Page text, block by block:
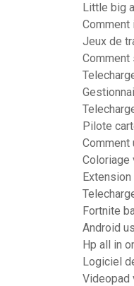
Little big
Comment
Jeux de
Pilote
Comment
Coloriage
Fortnite
Android
Hp all in
Logiciel
Videopad